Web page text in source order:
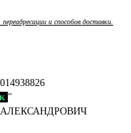
и способов доставки.
"